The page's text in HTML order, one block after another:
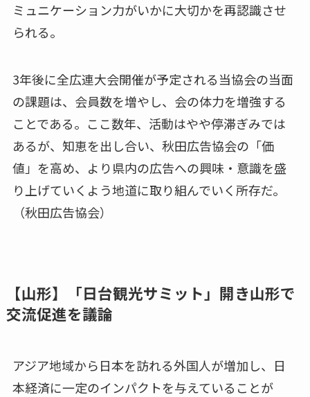
ミュニケーション力がいかに大切かを再認識させ
られる。
3年後に全広連大会開催が予定される当協会の当面
の課題は、会員数を増やし、会の体力を増強する
ことである。ここ数年、活動はやや停滞ぎみでは
あるが、知恵を出し合い、秋田広告協会の「価
値」を高め、より県内の広告への興味・意識を盛
り上げていくよう地道に取り組んでいく所存だ。
（秋田広告協会）
【山形】「日台観光サミット」開き山形で
交流促進を議論
アジア地域から日本を訪れる外国人が増加し、日
本経済に一定のインパクトを与えていることが